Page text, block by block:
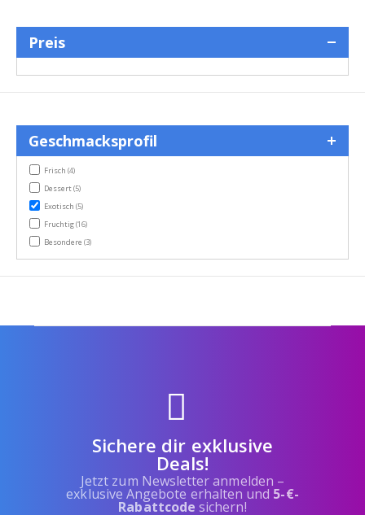
Preis
Geschmacksprofil
Frisch(4)items
Dessert(5)items
Exotisch(5)items
Fruchtig(16)items
Besondere(3)items
Sichere dir exklusive
Deals!
Jetzt zum Newsletter anmelden –
exklusive Angebote erhalten und 5-€-
Rabattcode sichern!